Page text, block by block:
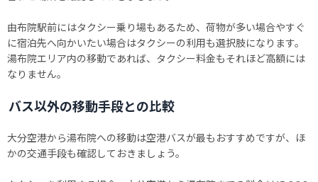
由布院駅前にはタクシー乗り場もあるため、荷物が多い場合やすぐ
に宿泊先へ向かいたい場合はタクシーの利用も選択肢になります。
湯布院エリア内の移動であれば、タクシー料金もそれほど高額には
なりません。
バス以外の移動手段との比較
大分空港から湯布院への移動は空港バスが最もおすすめですが、ほ
かの交通手段も確認しておきましょう。